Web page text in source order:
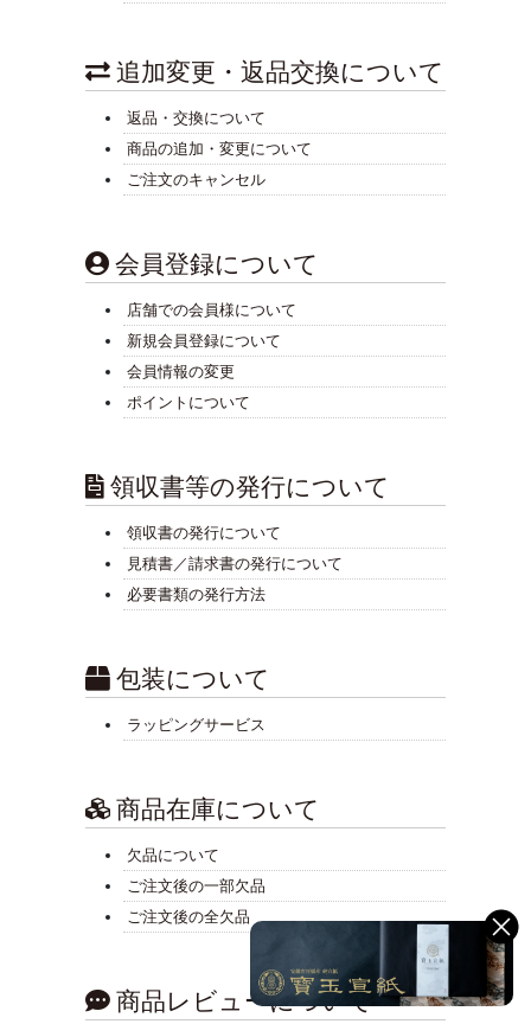
追加変更・返品交換について
返品・交換について
商品の追加・変更について
ご注文のキャンセル
会員登録について
店舗での会員様について
新規会員登録について
会員情報の変更
ポイントについて
領収書等の発行について
領収書の発行について
見積書／請求書の発行について
必要書類の発行方法
包装について
ラッピングサービス
商品在庫について
欠品について
ご注文後の一部欠品
ご注文後の全欠品
商品レビューについて